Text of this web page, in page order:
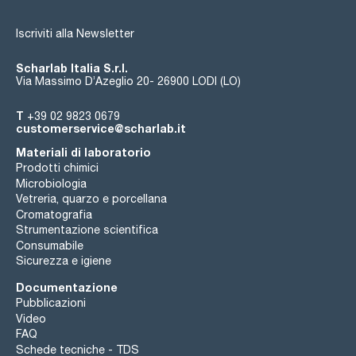
Iscriviti alla Newsletter
Scharlab Italia S.r.l.
Via Massimo D’Azeglio 20- 26900 LODI (LO)
T +39 02 9823 0679
customerservice@scharlab.it
Materiali di laboratorio
Prodotti chimici
Microbiologia
Vetreria, quarzo e porcellana
Cromatografia
Strumentazione scientifica
Consumabile
Sicurezza e igiene
Documentazione
Pubblicazioni
Video
FAQ
Schede tecniche - TDS